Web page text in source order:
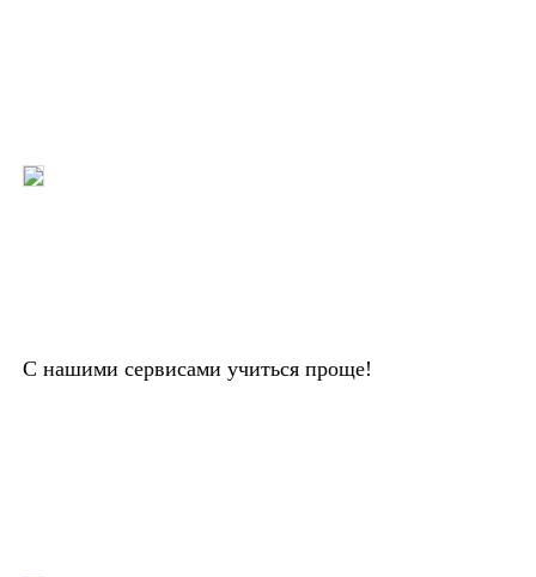
С нашими сервисами учиться проще!